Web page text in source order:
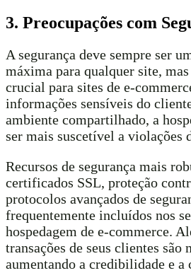
3. Preocupações com
A segurança deve sempre ser
máxima para qualquer site,
crucial para sites de e-
informações sensíveis do
ambiente compartilhado, a
ser mais suscetível a violações
Recursos de segurança mais
certificados SSL, proteção
protocolos avançados de
frequentemente incluídos nos
hospedagem de e-commerce.
transações de seus clientes são
aumentando a credibilidade e a